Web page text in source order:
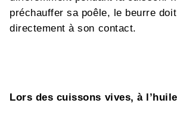
préchauffer sa poêle, le beurre
directement à son contact.
Lors des cuissons vives, à